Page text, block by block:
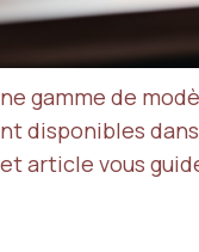
gamme de
disponibles
vous